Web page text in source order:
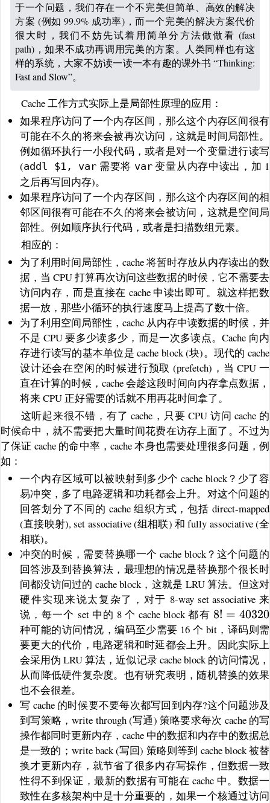
于一个问题，我们存在一个不完美但简单、高效的解决
方案 (例如 99.9% 成功率)，而一个完美的解决方案代价
很大时，我们不妨先试着用简单分方法做做看 (fast
path)，如果不成功再调用完美的方案。人类同样也有这
样的系统，大家不妨读一读一本有趣的课外书 “Thinking:
Fast and Slow”。
Cache 工作方式实际上是局部性原理的应用：
如果程序访问了一个内存区间，那么这个内存区间很有
可能在不久的将来会被再次访问，这就是时间局部性。
例如循环执行一小段代码，或者是对一个变量进行读写
(addl $1, var 需要将 var变量从内存中读出，加 1
之后再写回内存)。
如果程序访问了一个内存区间，那么这个内存区间的相
邻区间很有可能在不久的将来会被访问，这就是空间局
部性。例如顺序执行代码，或者是扫描数组元素。
相应的：
为了利用时间局部性，cache 将暂时存放从内存读出的数
据，当 CPU 打算再次访问这些数据的时候，它不需要去
访问内存，而是直接在 cache 中读出即可。就这样把数
据一放，那些小循环的执行速度马上提高了数十倍。
为了利用空间局部性，cache 从内存中读数据的时候，并
不是 CPU 要多少读多少，而是一次多读点。Cache 向内
存进行读写的基本单位是 cache block (块)。现代的 cache
设计还会在空闲的时候进行预取 (prefetch)，当 CPU 一
直在计算的时候，cache 会趁这段时间向内存拿点数据，
将来 CPU 正好需要的话就不用再花时间拿了。
这听起来很不错，有了 cache，只要 CPU 访问 cache 的
时候命中，就不需要把大量时间花费在访存上面了。不过为
了保证 cache 的命中率，cache 本身也需要处理很多问题，例
如：
一个内存区域可以被映射到多少个 cache block？少了容
易冲突，多了电路逻辑和功耗都会上升。对这个问题的
回答划分了不同的 cache 组织方式，包括 direct-mapped
(直接映射), set associative (组相联) 和 fully associative (全
相联)。
冲突的时候，需要替换哪一个 cache block？这个问题的
回答涉及到替换算法，最理想的情况是替换那个很长时
间都没访问过的 cache block，这就是 LRU 算法。但这对
硬件实现来说太复杂了，对于 8-way set associative 来
说，每一个 set 中的 8 个 cache block 都有 8! =
40320
8! = 40320
种可能的访问情况，编码至少需要 16 个 bit，译码则需
要更大的代价，电路逻辑和时延都会上升。因此实际上
会采用伪 LRU 算法，近似记录 cache block 的访问情况，
从而降低硬件复杂度。也有研究表明，随机替换的效果
也不会很差。
写 cache 的时候要不要每次都写回到内存?这个问题涉及
到写策略，write through (写通) 策略要求每次 cache 的写
操作都同时更新内存，cache 中的数据和内存中的数据总
是一致的；write back (写回) 策略则等到 cache block 被替
换才更新内存，就节省了很多内存写操作，但数据一致
性得不到保证，最新的数据有可能在 cache 中。数据一
致性在多核架构中是十分重要的，如果一个核通过访问